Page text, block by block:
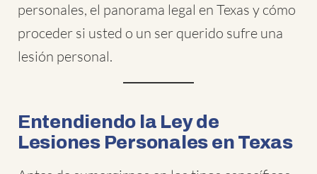
personales, el panorama legal en Texas y cómo
proceder si usted o un ser querido sufre una
lesión personal.
Entendiendo la Ley de
Lesiones Personales en Texas